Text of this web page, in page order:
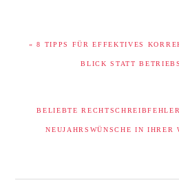
BEITRAG:
« 8 TIPPS FÜR EFFEKTIVES
BLICK STATT
BEITRAG:
BELIEBTE
NEUJAHRSWÜNSCHE IN IHRER